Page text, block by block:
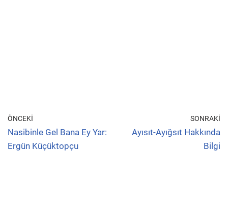
ÖNCEKI
Nasibinle Gel Bana Ey Yar:
Ergün Küçüktopçu
SONRAKI
Ayısıt-Ayığsıt Hakkında
Bilgi